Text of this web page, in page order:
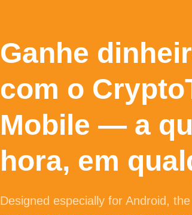
Ganhe
com o
Mobile — a
hora, em
Designed especially for Android ,